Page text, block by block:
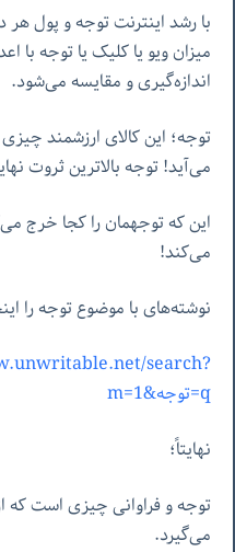
با رشد اینترنت توجه و پول هر
میزان ویو یا کلیک یا توجه با
اندازه‌گیری و مقایسه می‌شود.
توجه؛ این کالای ارزشمند
می‌آید! توجه بالاترین ثروت
این که توجهمان را کجا خرج
می‌کند!
نوشته‌های با موضوع توجه را
search?
q=توجه&m=1
نهایتاً؛
توجه و فراوانی چیزی است
می‌گیرد.